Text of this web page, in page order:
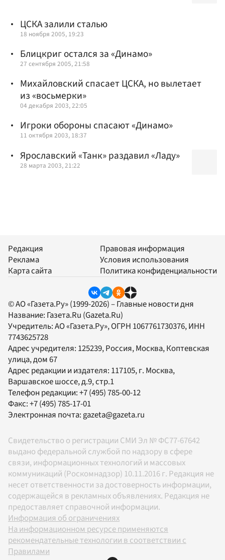
ЦСКА залили сталью
18 ноября 2005, 19:23
Блицкриг остался за «Динамо»
27 сентября 2005, 21:58
Михайловский спасает ЦСКА, но вылетает
из «восьмерки»
04 декабря 2003, 22:05
Игроки обороны спасают «Динамо»
11 октября 2003, 18:37
Ярославский «Танк» раздавил «Ладу»
28 марта 2003, 21:22
Редакция
Реклама
Карта сайта
Правовая информация
Условия использования
Политика конфиденциальности
© АО «Газета.Ру» (1999-2026) – Главные новости дня
Название: Газета.Ru (Gazeta.Ru)
Учредитель:АО «Газета.Ру», ОГРН 1067761730376, ИНН
7743625728
Адрес учредителя: 125239, Россия, Москва, Коптевская
улица, дом 67
Адрес редакции и издателя: 117105, г. Москва,
Варшавское шоссе, д.9, стр.1
Телефон редакции:+7 (495) 785-00-12
Факс:+7 (495) 785-17-01
Электронная почта:gazeta@gazeta.ru
Свидетельство о регистрации СМИ Эл № ФС77-67642
выдано федеральной службой по надзору в сфере
связи, информационных технологий и массовых
коммуникаций (Роскомнадзор) 10.11.2016 г. Редакция не
несет ответственности за достоверность информации,
содержащейся в рекламных объявлениях. Редакция не
предоставляет справочной информации.
Информация об ограничениях
На информационном ресурсе применяются
рекомендательные технологии в соответствии с
Правилами